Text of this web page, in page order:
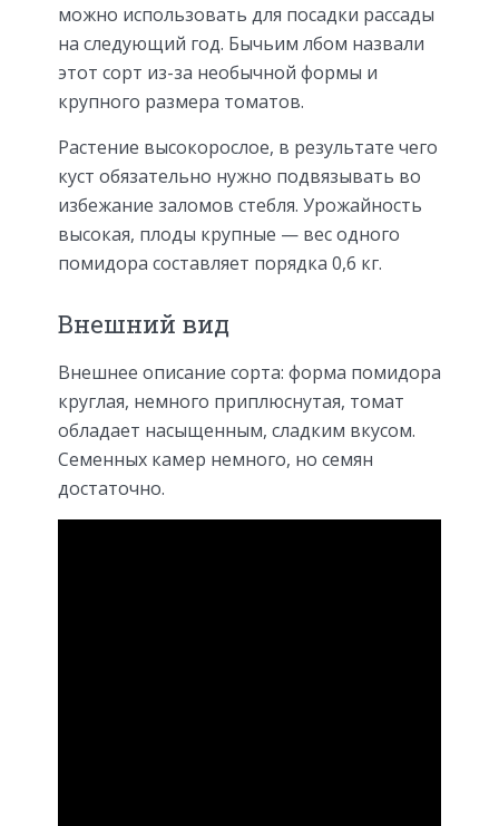
можно использовать для посадки рассады
на следующий год. Бычьим лбом назвали
этот сорт из-за необычной формы и
крупного размера томатов.
Растение высокорослое, в результате чего
куст обязательно нужно подвязывать во
избежание заломов стебля. Урожайность
высокая, плоды крупные — вес одного
помидора составляет порядка 0,6 кг.
Внешний вид
Внешнее описание сорта: форма помидора
круглая, немного приплюснутая, томат
обладает насыщенным, сладким вкусом.
Семенных камер немного, но семян
достаточно.